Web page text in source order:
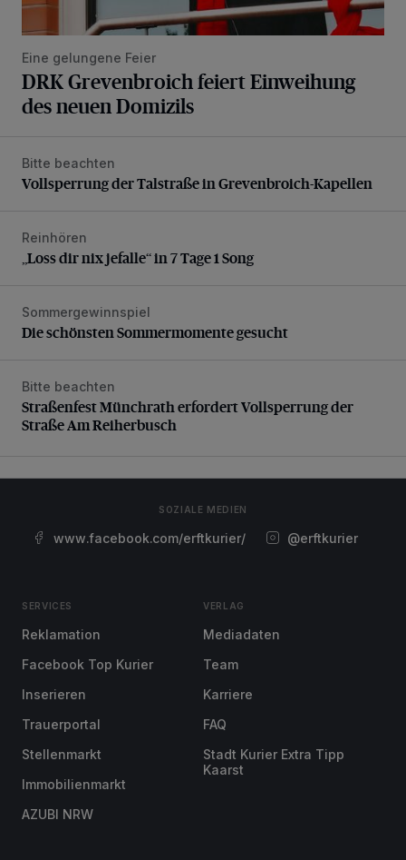
Eine gelungene Feier
DRK Grevenbroich feiert Einweihung
des neuen Domizils
Vollsperrung der Talstraße in Grevenbroich-Kapellen
Bitte beachten
Vollsperrung der Talstraße in Grevenbroich-Kapellen
„Loss dir nix jefalle“ in 7 Tage 1 Song
Reinhören
„Loss dir nix jefalle“ in 7 Tage 1 Song
Die schönsten Sommermomente gesucht
Sommergewinnspiel
Die schönsten Sommermomente gesucht
Straßenfest Münchrath erfordert Vollsperrung der Straße
Bitte beachten
Straßenfest Münchrath erfordert Vollsperrung der
Straße Am Reiherbusch
SOZIALE MEDIEN
www.facebook.com/erftkurier/ @erftkurier
SERVICES
Reklamation
Facebook Top Kurier
Inserieren
Trauerportal
Stellenmarkt
Immobilienmarkt
AZUBI NRW
VERLAG
Mediadaten
Team
Karriere
FAQ
Stadt Kurier Extra Tipp
Kaarst